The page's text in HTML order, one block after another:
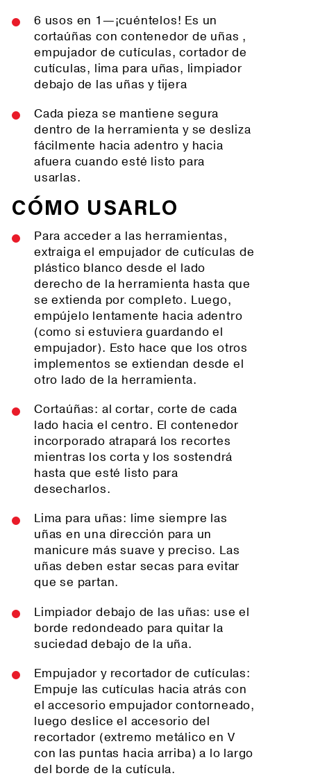
6 usos en 1—¡cuéntelos! Es un
cortaúñas con contenedor de uñas ,
empujador de cutículas, cortador de
cutículas, lima para uñas, limpiador
debajo de las uñas y tijera
Cada pieza se mantiene segura
dentro de la herramienta y se desliza
fácilmente hacia adentro y hacia
afuera cuando esté listo para
usarlas.
CÓMO USARLO
Para acceder a las herramientas,
extraiga el empujador de cutículas de
plástico blanco desde el lado
derecho de la herramienta hasta que
se extienda por completo. Luego,
empújelo lentamente hacia adentro
(como si estuviera guardando el
empujador). Esto hace que los otros
implementos se extiendan desde el
otro lado de la herramienta.
Cortaúñas: al cortar, corte de cada
lado hacia el centro. El contenedor
incorporado atrapará los recortes
mientras los corta y los sostendrá
hasta que esté listo para
desecharlos.
Lima para uñas: lime siempre las
uñas en una dirección para un
manicure más suave y preciso. Las
uñas deben estar secas para evitar
que se partan.
Limpiador debajo de las uñas: use el
borde redondeado para quitar la
suciedad debajo de la uña.
Empujador y recortador de cutículas:
Empuje las cutículas hacia atrás con
el accesorio empujador contorneado,
luego deslice el accesorio del
recortador (extremo metálico en V
con las puntas hacia arriba) a lo largo
del borde de la cutícula.